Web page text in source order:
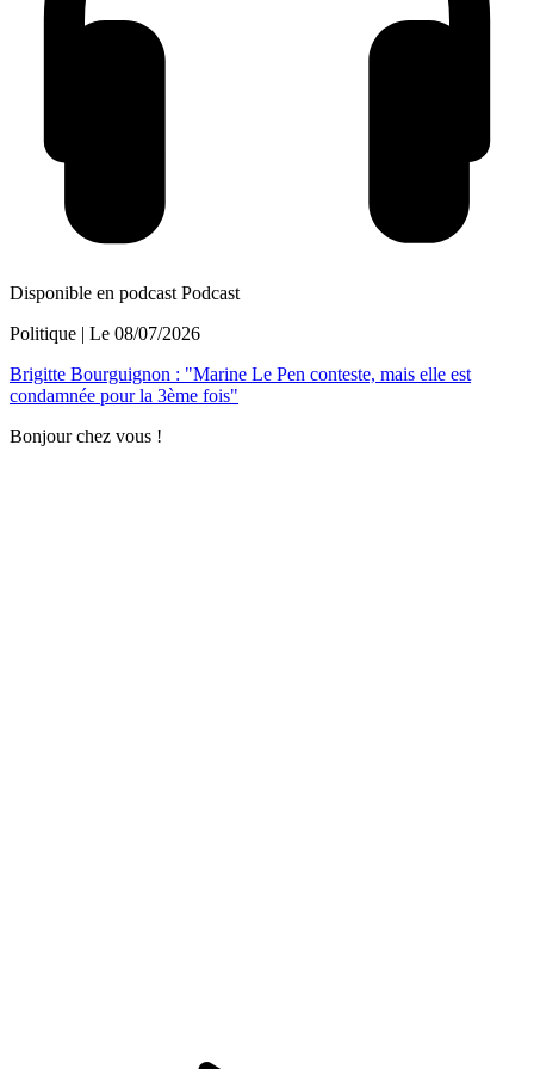
Disponible en podcast Podcast
Politique | Le 08/07/2026
Brigitte Bourguignon : "Marine Le Pen conteste, mais elle est
condamnée pour la 3ème fois"
Bonjour chez vous !